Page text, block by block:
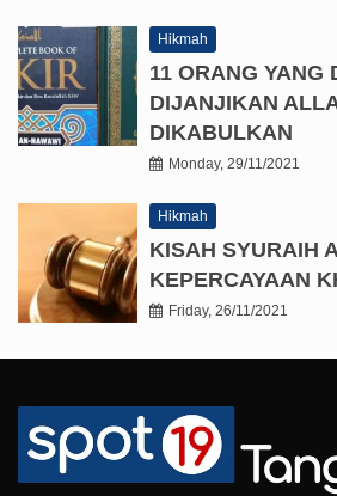
Hikmah
11 ORANG YANG
DIJANJIKAN
DIKABULKAN
Monday, 29/11/2021
Hikmah
KISAH SYURAIH
KEPERCAYAAN
Friday, 26/11/2021